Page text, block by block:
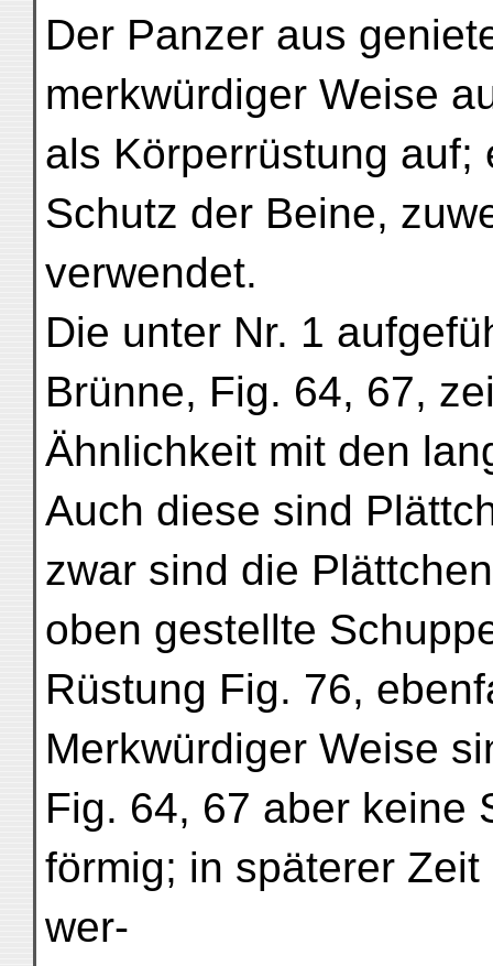
Der Panzer aus
merkwürdiger Weise
als Körperrüstung auf;
Schutz der Beine,
verwendet.
Die unter Nr. 1
Brünne, Fig. 64, 67,
Ähnlichkeit mit den
Auch diese sind
zwar sind die
oben gestellte
Rüstung Fig. 76,
Merkwürdiger Weise
Fig. 64, 67 aber keine
förmig; in späterer
wer-